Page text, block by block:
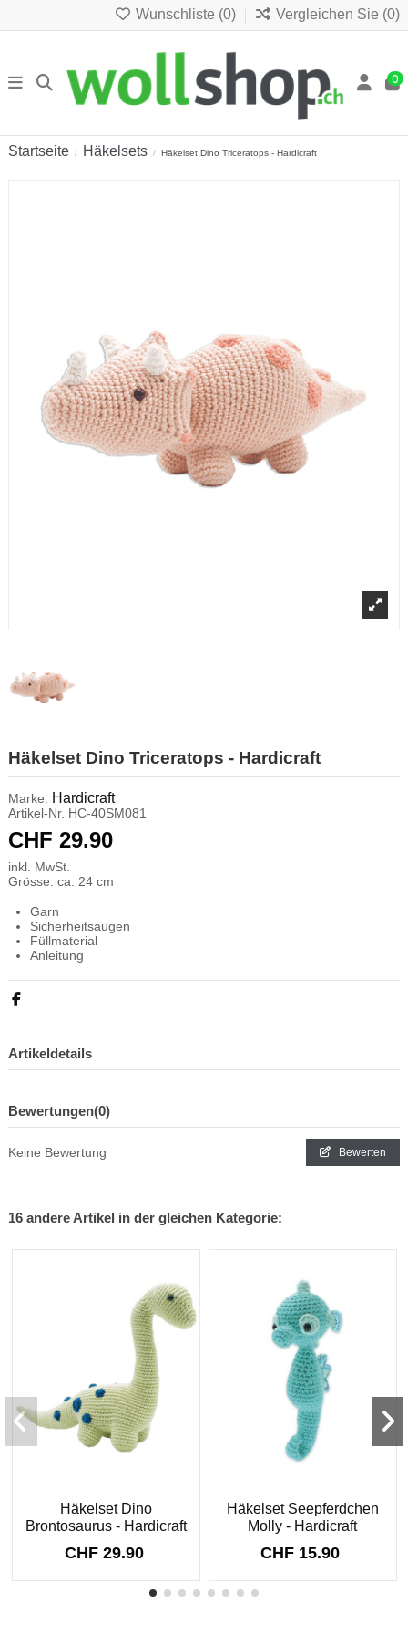
Wunschliste (0) Vergleichen Sie (0)
0
Startseite Häkelsets Häkelset Dino Triceratops - Hardicraft
Häkelset Dino Triceratops - Hardicraft
Marke: Hardicraft
Artikel-Nr. HC-40SM081
CHF 29.90
inkl. MwSt.
Grösse: ca. 24 cm
Garn
Sicherheitsaugen
Füllmaterial
Anleitung
Artikeldetails
Bewertungen(0)
Keine Bewertung Bewerten
16 andere Artikel in der gleichen Kategorie:
Häkelset Dino
Brontosaurus - Hardicraft
CHF 29.90
Häkelset Seepferdchen
Molly - Hardicraft
CHF 15.90